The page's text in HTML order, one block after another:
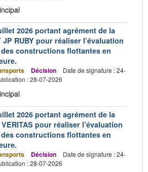
2026 portant agrément de la
JP RUBY pour réaliser l’évaluation
constructions flottantes en
Décision
Date de signature : 24-
: 28-07-2026
2026 portant agrément de la
pour réaliser l’évaluation
constructions flottantes en
Décision
Date de signature : 24-
: 28-07-2026